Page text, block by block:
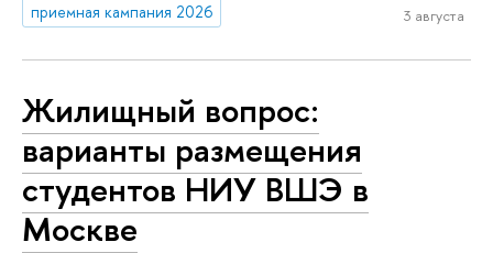
приемная кампания 2026
3 августа
Жилищный вопрос:
варианты размещения
студентов НИУ ВШЭ в
Москве